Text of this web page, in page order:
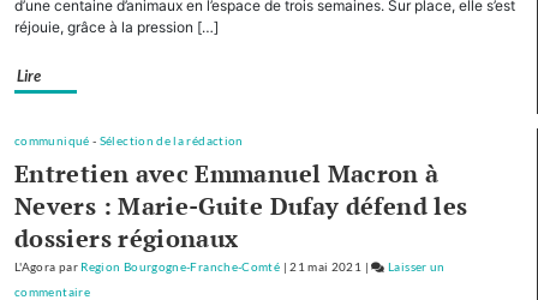
Régions,
la
plan
d’investissement
d’une centaine d’animaux en l’espace de trois semaines. Sur place, elle s’est
réjouie, grâce à la pression […]
Lire
communiqué - Sélection de la rédaction
Entretien avec Emmanuel Macron à
Nevers : Marie-Guite Dufay défend les
dossiers régionaux
L'Agora par Region Bourgogne-Franche-Comté |21 mai 2021 |
Laisser un
commentaireon